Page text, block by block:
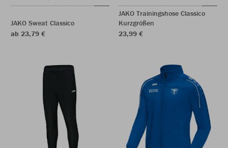
JAKO Sweat Classico
ab 23,79 €
JAKO Trainingshose Classico
Kurzgrößen
23,99 €